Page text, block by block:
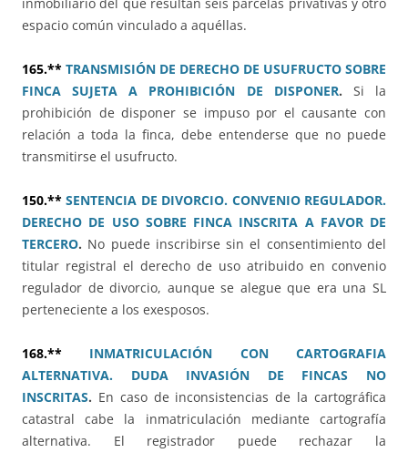
inmobiliario del que resultan seis parcelas privativas y otro
espacio común vinculado a aquéllas.
165.** TRANSMISIÓN DE DERECHO DE USUFRUCTO SOBRE
FINCA SUJETA A PROHIBICIÓN DE DISPONER. Si la
prohibición de disponer se impuso por el causante con
relación a toda la finca, debe entenderse que no puede
transmitirse el usufructo.
150.** SENTENCIA DE DIVORCIO. CONVENIO REGULADOR.
DERECHO DE USO SOBRE FINCA INSCRITA A FAVOR DE
TERCERO. No puede inscribirse sin el consentimiento del
titular registral el derecho de uso atribuido en convenio
regulador de divorcio, aunque se alegue que era una SL
perteneciente a los exesposos.
168.** INMATRICULACIÓN CON CARTOGRAFIA
ALTERNATIVA. DUDA INVASIÓN DE FINCAS NO
INSCRITAS. En caso de inconsistencias de la cartográfica
catastral cabe la inmatriculación mediante cartografía
alternativa. El registrador puede rechazar la